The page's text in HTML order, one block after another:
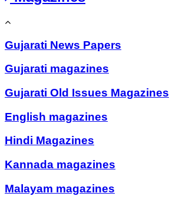
Gujarati News Papers
Gujarati magazines
Gujarati Old Issues Magazines
English magazines
Hindi Magazines
Kannada magazines
Malayam magazines